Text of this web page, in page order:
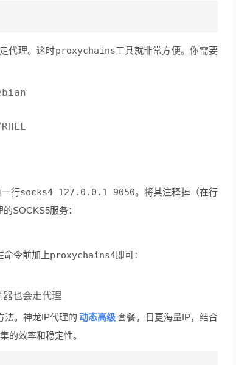
代理。这时proxychains工具就非常方便。你需要
行socks4 127.0.0.1 9050。将其注释掉（在行
SOCKS5服务：
命令前加上proxychains4即可：
法。神龙IP代理的 动态高级 套餐，日更海量IP，结合
的效率和稳定性。